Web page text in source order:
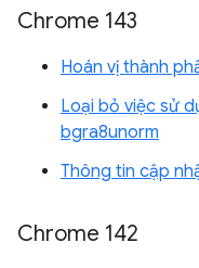
Chrome 143
Hoán vị thành
Loại bỏ việc sử
bgra8unorm
Thông tin cập
Chrome 142